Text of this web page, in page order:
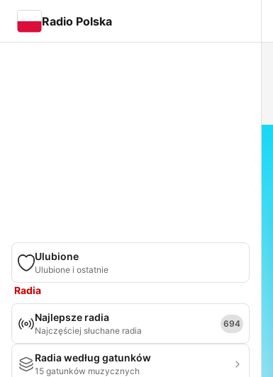
Radio Polska
Ulubione
Ulubione i ostatnie
Radia
Najlepsze radia
Najczęściej słuchane radia
694
Radia według gatunków
15 gatunków muzycznych